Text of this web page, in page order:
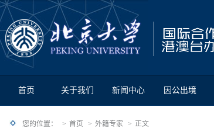
首页 关于我们 新闻中心 因公出境
您的位置： 首页 外籍专家 正文